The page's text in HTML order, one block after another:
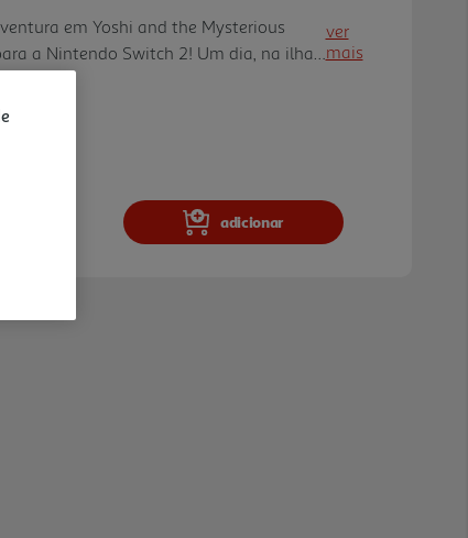
em Yoshi and the Mysterious
a Nintendo Switch 2! Um dia, na ilha
falante chamada Mr. E cai
páginas contêm muitas criaturas por
ação para as estudar...
ver
mais
adicionar